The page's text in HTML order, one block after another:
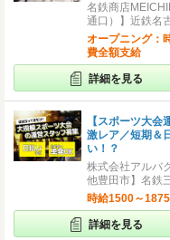
名鉄商店
通口）】近鉄名
オープニング：
費全額支給
詳細を見る
【スポーツ大会
激レア／短期＆
い！？
株式会社アル
他豊田市】名鉄
時給1500～
詳細を見る